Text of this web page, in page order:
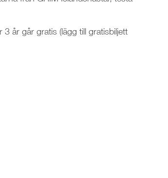
år går gratis (lägg till gratisbiljett